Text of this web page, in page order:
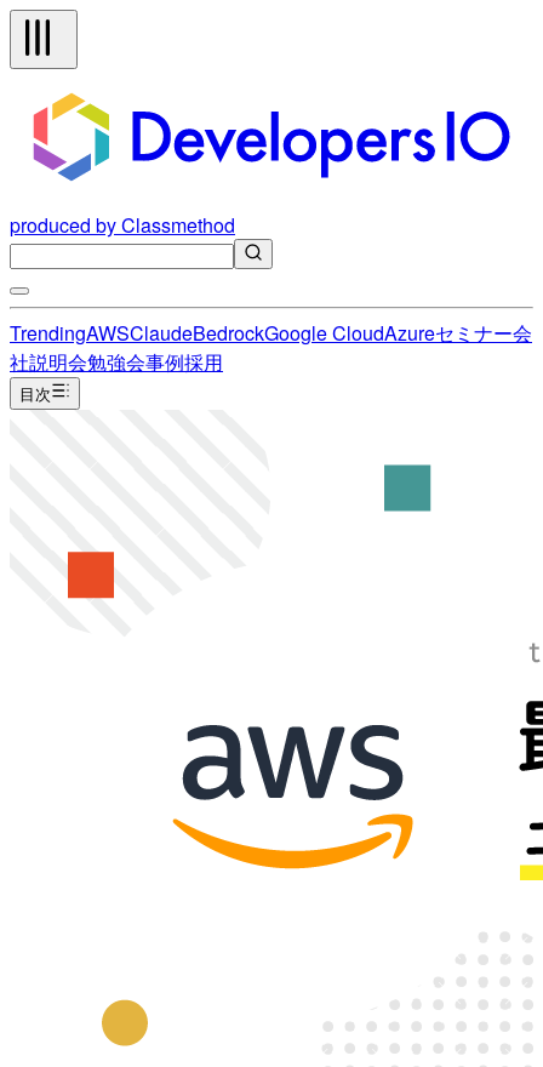
produced by Classmethod
TrendingAWSClaudeBedrockGoogle CloudAzureセミナー会
社説明会勉強会事例採用
目次